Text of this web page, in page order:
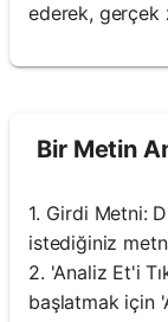
ederek, gerçek
Bir Metin
1. Girdi Metni:
istediğiniz
2. 'Analiz Et'i
başlatmak için